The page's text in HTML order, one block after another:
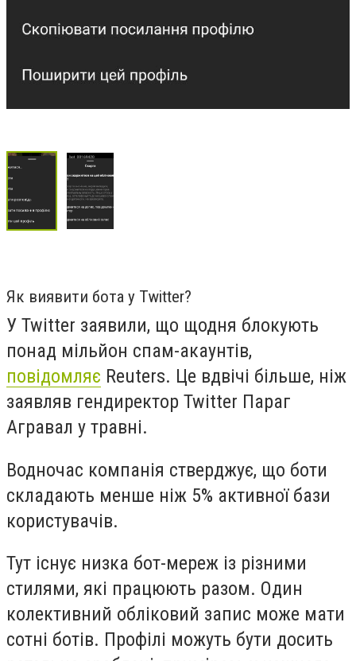
Як виявити бота у Twitter?
У Twitter заявили, що щодня блокують
понад мільйон спам-акаунтів,
повідомляє Reuters. Це вдвічі більше, ніж
заявляв гендиректор Twitter Параг
Агравал у травні.
Водночас компанія стверджує, що боти
складають менше ніж 5% активної бази
користувачів.
Тут існує низка бот-мереж із різними
стилями, які працюють разом. Один
колективний обліковий запис може мати
сотні ботів. Профілі можуть бути досить